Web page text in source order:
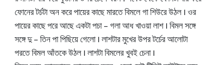
ফোনের টর্চটা অন করে পায়ের কাছে মারতে বিমলে গা শিউরে উঠল । ওর
পায়ের কাছে পরে আছে একটা পচা – গলা আধ খাওয়া লাশ । বিমল সঙ্গে
সঙ্গে দু – তিন পা পিছিয়ে গেলো । লাশটার মুখের উপর টর্চের আলোটা
পরতে বিমল আঁতকে উঠল । লাশটা বিমলের খুবই চেনা ।